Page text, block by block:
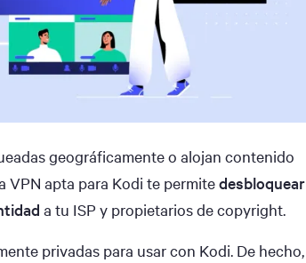
geográficamente o alojan contenido
VPN apta para Kodi te permitedesbloquear
a tu ISP y propietarios de copyright.
privadas para usar con Kodi. De hecho,